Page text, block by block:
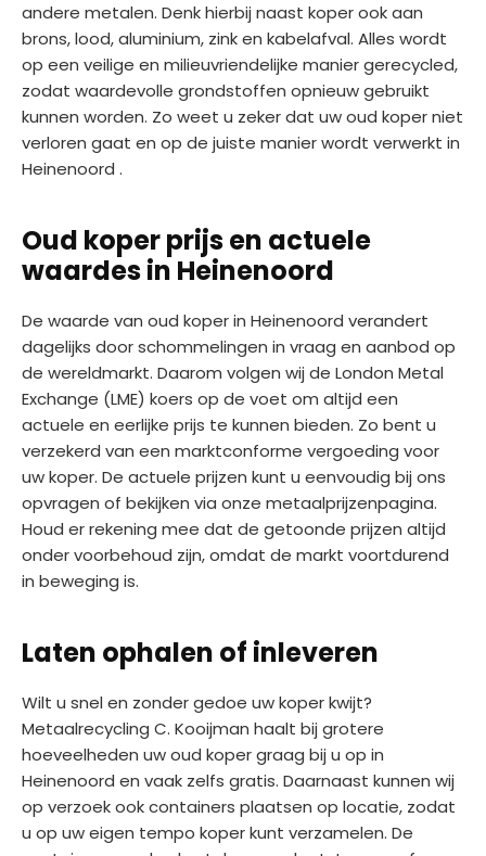
andere metalen. Denk hierbij naast koper ook aan
brons, lood, aluminium, zink en kabelafval. Alles wordt
op een veilige en milieuvriendelijke manier gerecycled,
zodat waardevolle grondstoffen opnieuw gebruikt
kunnen worden. Zo weet u zeker dat uw oud koper niet
verloren gaat en op de juiste manier wordt verwerkt in
Heinenoord .
Oud koper prijs en actuele
waardes in Heinenoord
De waarde van oud koper in Heinenoord verandert
dagelijks door schommelingen in vraag en aanbod op
de wereldmarkt. Daarom volgen wij de London Metal
Exchange (LME) koers op de voet om altijd een
actuele en eerlijke prijs te kunnen bieden. Zo bent u
verzekerd van een marktconforme vergoeding voor
uw koper. De actuele prijzen kunt u eenvoudig bij ons
opvragen of bekijken via onze metaalprijzenpagina.
Houd er rekening mee dat de getoonde prijzen altijd
onder voorbehoud zijn, omdat de markt voortdurend
in beweging is.
Laten ophalen of inleveren
Wilt u snel en zonder gedoe uw koper kwijt?
Metaalrecycling C. Kooijman haalt bij grotere
hoeveelheden uw oud koper graag bij u op in
Heinenoord en vaak zelfs gratis. Daarnaast kunnen wij
op verzoek ook containers plaatsen op locatie, zodat
u op uw eigen tempo koper kunt verzamelen. De